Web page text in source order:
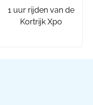
1 uur rijden van de
Kortrijk Xpo